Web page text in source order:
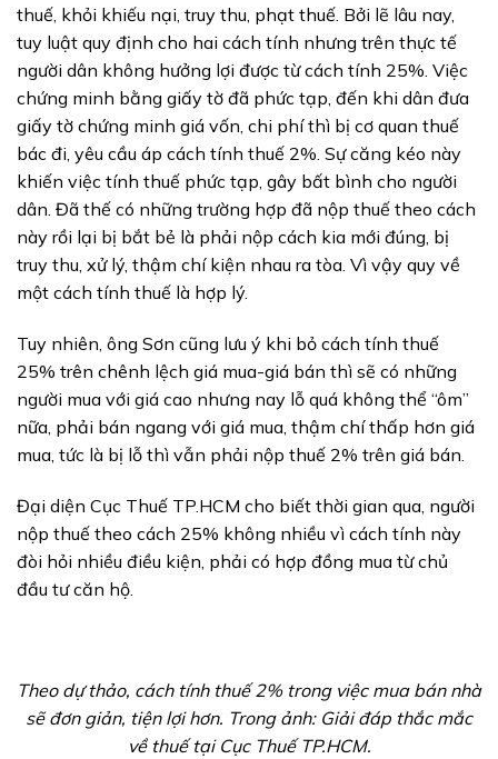
thuế, khỏi khiếu nại, truy thu, phạt thuế. Bởi lẽ lâu nay,
tuy luật quy định cho hai cách tính nhưng trên thực tế
người dân không hưởng lợi được từ cách tính 25%. Việc
chứng minh bằng giấy tờ đã phức tạp, đến khi dân đưa
giấy tờ chứng minh giá vốn, chi phí thì bị cơ quan thuế
bác đi, yêu cầu áp cách tính thuế 2%. Sự căng kéo này
khiến việc tính thuế phức tạp, gây bất bình cho người
dân. Đã thế có những trường hợp đã nộp thuế theo cách
này rồi lại bị bắt bẻ là phải nộp cách kia mới đúng, bị
truy thu, xử lý, thậm chí kiện nhau ra tòa. Vì vậy quy về
một cách tính thuế là hợp lý.
Tuy nhiên, ông Sơn cũng lưu ý khi bỏ cách tính thuế
25% trên chênh lệch giá mua-giá bán thì sẽ có những
người mua với giá cao nhưng nay lỗ quá không thể “ôm”
nữa, phải bán ngang với giá mua, thậm chí thấp hơn giá
mua, tức là bị lỗ thì vẫn phải nộp thuế 2% trên giá bán.
Đại diện Cục Thuế TP.HCM cho biết thời gian qua, người
nộp thuế theo cách 25% không nhiều vì cách tính này
đòi hỏi nhiều điều kiện, phải có hợp đồng mua từ chủ
đầu tư căn hộ.
Theo dự thảo, cách tính thuế 2% trong việc mua bán nhà
sẽ đơn giản, tiện lợi hơn. Trong ảnh: Giải đáp thắc mắc
về thuế tại Cục Thuế TP.HCM.